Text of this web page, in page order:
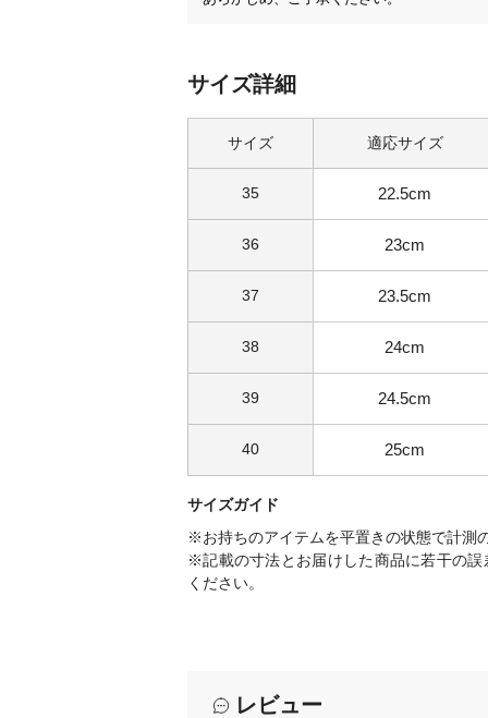
サイズ詳細
サイズ 適応サイズ
35 22.5cm
36 23cm
37 23.5cm
38 24cm
39 24.5cm
40 25cm
サイズガイド
※お持ちのアイテムを平置きの状態で計測
※記載の寸法とお届けした商品に若干の
ください。
レビュー